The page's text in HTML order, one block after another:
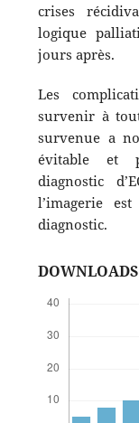
crises
logique
jours après.
Les
survenir à
survenue a
évitable et
diagnostic
l’imagerie
diagnostic.
DOWNLOADS